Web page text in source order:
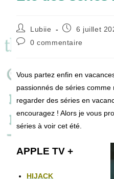
Auteur/autrice
de
la
Lubiie
Publication
6 juillet
Commentaires
0 commentaire
Vous partez enfin en
passionnés de séries
regarder des séries en
encouragez ! Alors je vous
séries à voir cet été.
APPLE TV +
HIJACK